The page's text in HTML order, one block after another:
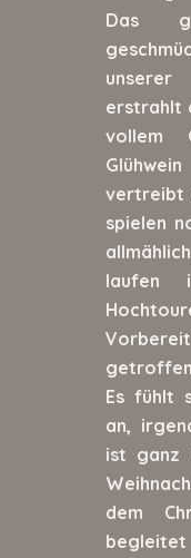
Das
erstrahlt
vollem
vertreibt
spielen
laufen
Es fühlt
an,
ist ganz
dem